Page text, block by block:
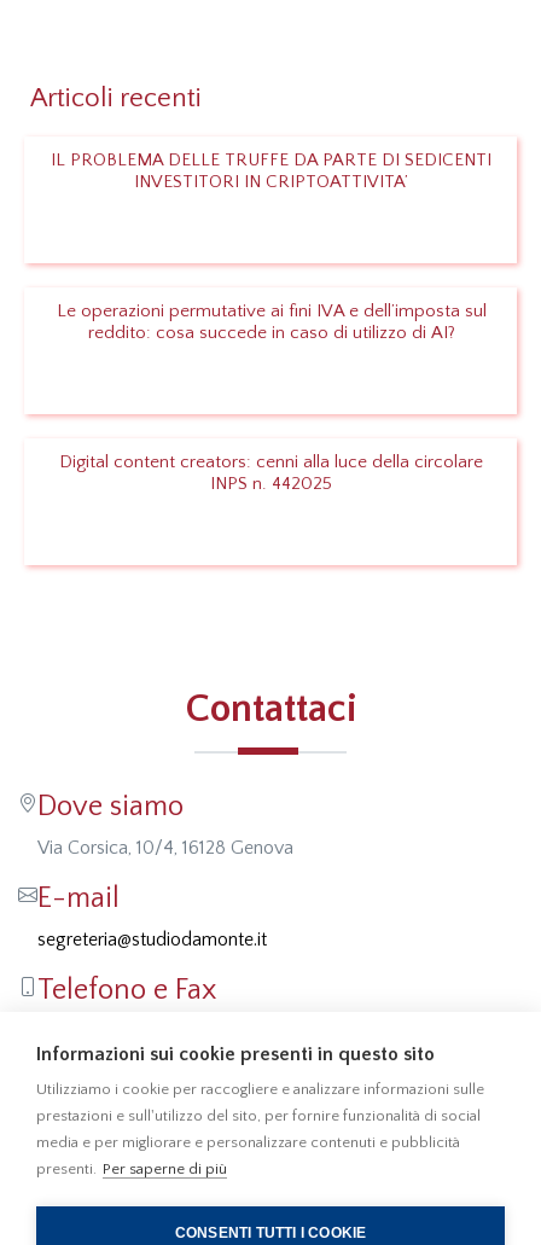
Articoli recenti
IL PROBLEMA DELLE TRUFFE DA PARTE DI SEDICENTI
INVESTITORI IN CRIPTOATTIVITA’
Le operazioni permutative ai fini IVA e dell’imposta sul
reddito: cosa succede in caso di utilizzo di AI?
Digital content creators: cenni alla luce della circolare
INPS n. 442025
Contattaci
Dove siamo
Via Corsica, 10/4, 16128 Genova
E-mail
segreteria@studiodamonte.it
Telefono e Fax
Fax: 010 541355
010 5701414 010 541355
Informazioni sui cookie presenti in questo sito
Utilizziamo i cookie per raccogliere e analizzare informazioni sulle
prestazioni e sull'utilizzo del sito, per fornire funzionalità di social
media e per migliorare e personalizzare contenuti e pubblicità
presenti. Per saperne di più
CONSENTI TUTTI I COOKIE